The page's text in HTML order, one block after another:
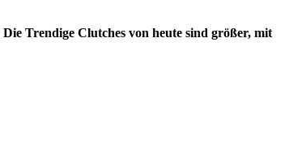
Die Trendige Clutches von heute sind größer, mit